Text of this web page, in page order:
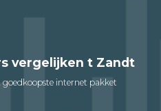
vergelijken t Zandt
goedkoopste internet pakket